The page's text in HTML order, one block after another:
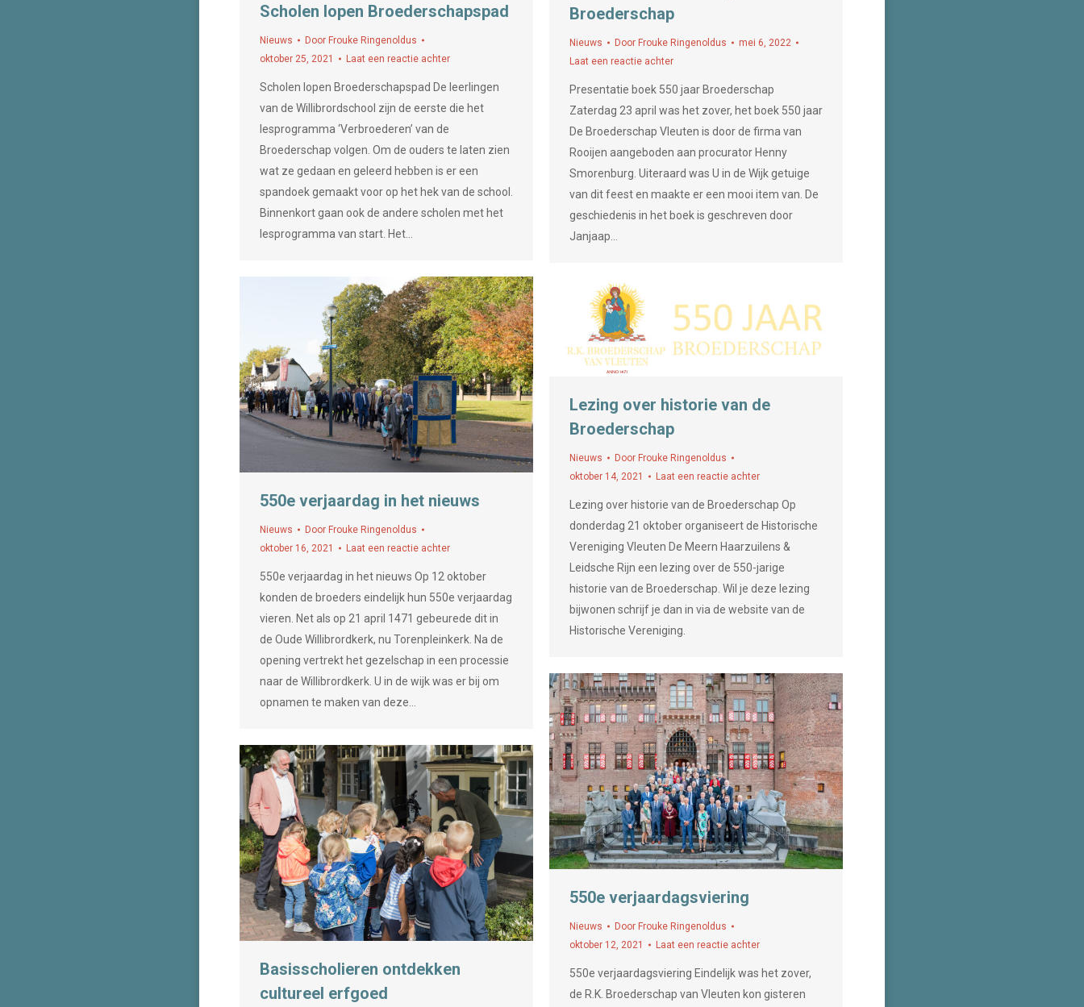
Broederschap
Nieuws Door Frouke Ringenoldus
mei 6, 2022
Laat een reactie achter
Presentatie boek 550 jaar Broederschap
Zaterdag 23 april was het zover, het boek 550 jaar
De Broederschap Vleuten is door de firma van
Rooijen aangeboden aan procurator Henny
Smorenburg. Uiteraard was U in de Wijk getuige
van dit feest en maakte er een mooi item van. De
geschiedenis in het boek is geschreven door
Janjaap…
Scholen lopen Broederschapspad
Nieuws Door Frouke Ringenoldus
oktober 25, 2021
Laat een reactie achter
Scholen lopen Broederschapspad De leerlingen
van de Willibrordschool zijn de eerste die het
lesprogramma ‘Verbroederen’ van de
Broederschap volgen. Om de ouders te laten zien
wat ze gedaan en geleerd hebben is er een
spandoek gemaakt voor op het hek van de school.
Binnenkort gaan ook de andere scholen met het
lesprogramma van start. Het…
550e verjaardag in het nieuws
Nieuws Door Frouke Ringenoldus
oktober 16, 2021
Laat een reactie achter
550e verjaardag in het nieuws Op 12 oktober
konden de broeders eindelijk hun 550e verjaardag
vieren. Net als op 21 april 1471 gebeurede dit in
de Oude Willibrordkerk, nu Torenpleinkerk. Na de
opening vertrekt het gezelschap in een processie
naar de Willibrordkerk. U in de wijk was er bij om
opnamen te maken van deze…
Lezing over historie van de
Broederschap
Nieuws Door Frouke Ringenoldus
oktober 14, 2021
Laat een reactie achter
Lezing over historie van de Broederschap Op
donderdag 21 oktober organiseert de Historische
Vereniging Vleuten De Meern Haarzuilens &
Leidsche Rijn een lezing over de 550-jarige
historie van de Broederschap. Wil je deze lezing
bijwonen schrijf je dan in via de website van de
Historische Vereniging.
550e verjaardagsviering
Nieuws Door Frouke Ringenoldus
oktober 12, 2021
Laat een reactie achter
550e verjaardagsviering Eindelijk was het zover,
de R.K. Broederschap van Vleuten kon gisteren
Basisscholieren ontdekken
cultureel erfgoed